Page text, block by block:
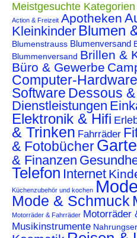
Meistgesuchte Kategorien
Action & Freizeit Apotheken
Kleinkinder Blumen
Blumenstrauss Blumenversand
Blummenversand Brillen &
Büro & Gewerbe
Computer-Hardware
Software Dessous
Dienstleistungen
Elektronik & Hifi
& Trinken Fahrräder
& Fotobücher
& Finanzen
Telefon Internet
Küchenzubehör und kochen
Mode & Schmuck
Motorräder & Fahrräder Motorräder
Musikinstrumente